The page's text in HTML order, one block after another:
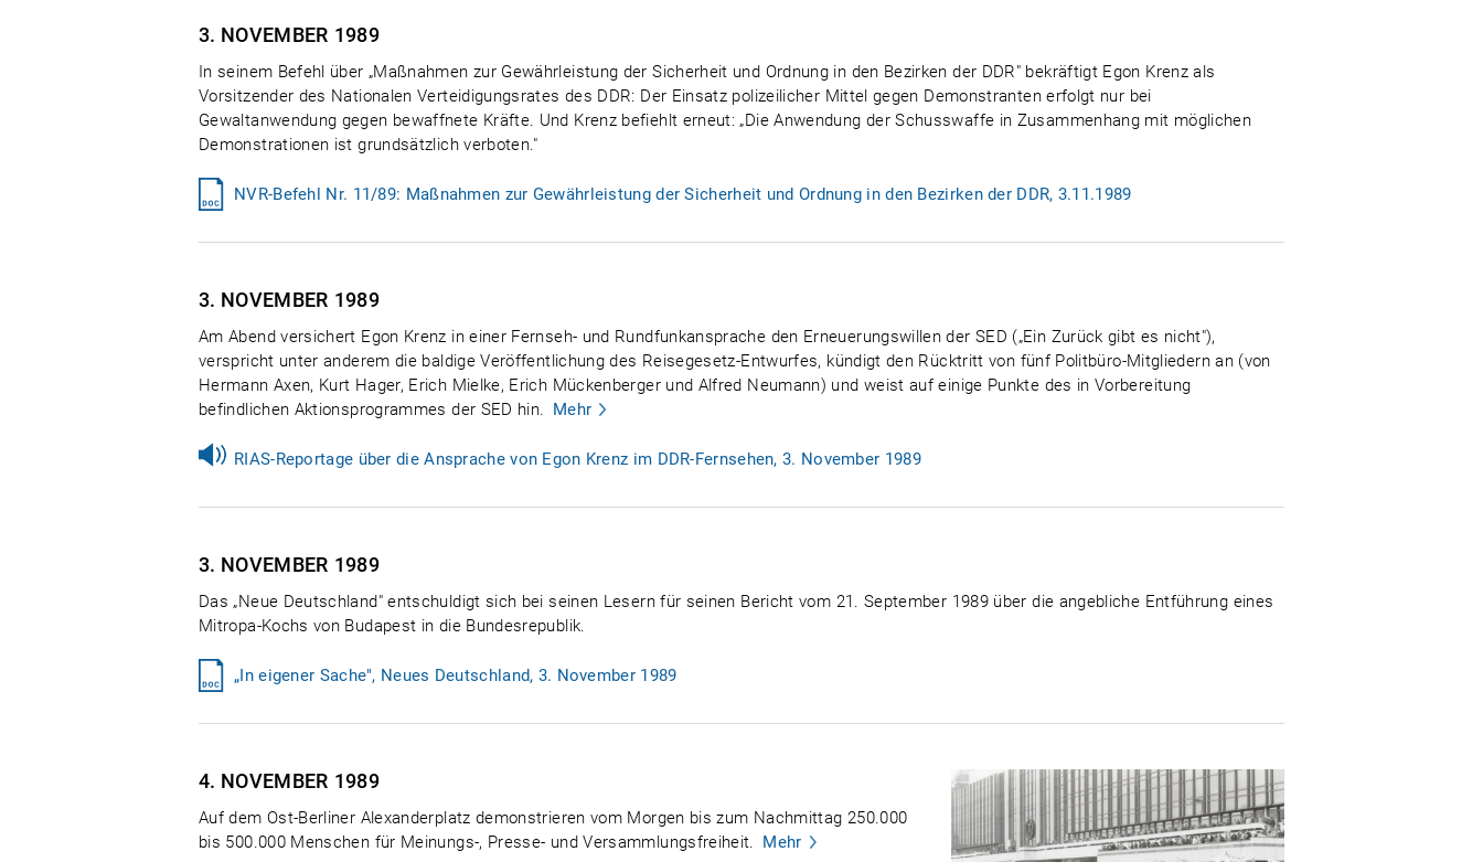
3. NOVEMBER 1989
In seinem Befehl über „Maßnahmen zur Gewährleistung der Sicherheit und Ordnung in den Bezirken der DDR" bekräftigt Egon Krenz als
Vorsitzender des Nationalen Verteidigungsrates des DDR: Der Einsatz polizeilicher Mittel gegen Demonstranten erfolgt nur bei
Gewaltanwendung gegen bewaffnete Kräfte. Und Krenz befiehlt erneut: „Die Anwendung der Schusswaffe in Zusammenhang mit möglichen
Demonstrationen ist grundsätzlich verboten."
NVR-Befehl Nr. 11/89: Maßnahmen zur Gewährleistung der Sicherheit und Ordnung in den Bezirken der DDR, 3.11.1989
3. NOVEMBER 1989
Am Abend versichert Egon Krenz in einer Fernseh- und Rundfunkansprache den Erneuerungswillen der SED („Ein Zurück gibt es nicht"),
verspricht unter anderem die baldige Veröffentlichung des Reisegesetz-Entwurfes, kündigt den Rücktritt von fünf Politbüro-Mitgliedern an (von
Hermann Axen, Kurt Hager, Erich Mielke, Erich Mückenberger und Alfred Neumann) und weist auf einige Punkte des in Vorbereitung
befindlichen Aktionsprogrammes der SED hin.
Mehr
RIAS-Reportage über die Ansprache von Egon Krenz im DDR-Fernsehen, 3. November 1989
3. NOVEMBER 1989
Das „Neue Deutschland" entschuldigt sich bei seinen Lesern für seinen Bericht vom 21. September 1989 über die angebliche Entführung eines
Mitropa-Kochs von Budapest in die Bundesrepublik.
„In eigener Sache", Neues Deutschland, 3. November 1989
4. NOVEMBER 1989
Auf dem Ost-Berliner Alexanderplatz demonstrieren vom Morgen bis zum Nachmittag 250.000
bis 500.000 Menschen für Meinungs-, Presse- und Versammlungsfreiheit.
Mehr